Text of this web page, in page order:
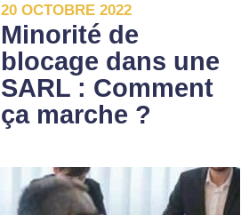
20 OCTOBRE 2022
Minorité de
blocage dans une
SARL : Comment
ça marche ?